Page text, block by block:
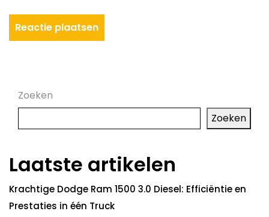
Zoeken
Zoeken
Laatste artikelen
Krachtige Dodge Ram 1500 3.0 Diesel: Efficiëntie en
Prestaties in één Truck